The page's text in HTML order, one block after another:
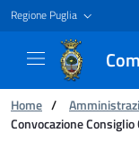
Regione Puglia
You are:
Home /
Convocazione